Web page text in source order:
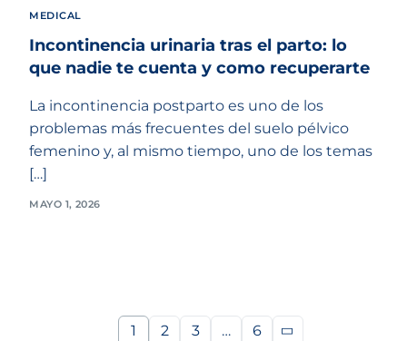
MEDICAL
Incontinencia urinaria tras el parto: lo
que nadie te cuenta y como recuperarte
La incontinencia postparto es uno de los
problemas más frecuentes del suelo pélvico
femenino y, al mismo tiempo, uno de los temas
[…]
MAYO 1, 2026
1 2 3 … 6